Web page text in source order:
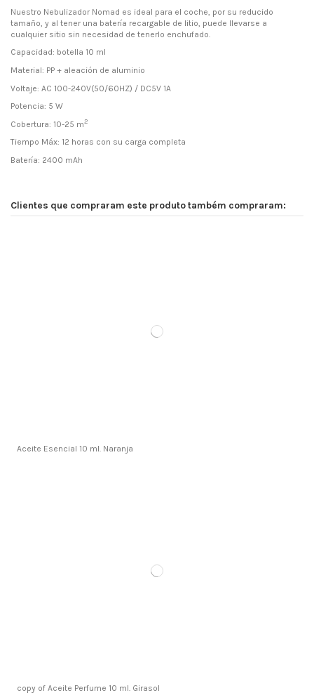
Nuestro Nebulizador Nomad es ideal para el coche, por su reducido
tamaño, y al tener una batería recargable de litio, puede llevarse a
cualquier sitio sin necesidad de tenerlo enchufado.
Capacidad: botella 10 ml
Material: PP + aleación de aluminio
Voltaje: AC 100-240V(50/60HZ) / DC5V 1A
Potencia: 5 W
Cobertura: 10-25 m2
Tiempo Máx: 12 horas con su carga completa
Batería: 2400 mAh
Clientes que compraram este produto também compraram:
Aceite Esencial 10 ml. Naranja
copy of Aceite Perfume 10 ml. Girasol